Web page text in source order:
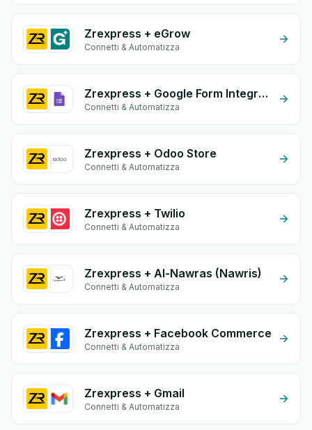
Zrexpress + eGrow
Connetti & Automatizza
Zrexpress + Google Form Integration
Connetti & Automatizza
Zrexpress + Odoo Store
Connetti & Automatizza
Zrexpress + Twilio
Connetti & Automatizza
Zrexpress + Al-Nawras (Nawris)
Connetti & Automatizza
Zrexpress + Facebook Commerce
Connetti & Automatizza
Zrexpress + Gmail
Connetti & Automatizza